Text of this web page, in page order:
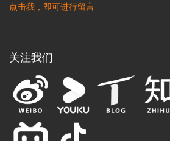
点击我，即可进行留言
关注我们